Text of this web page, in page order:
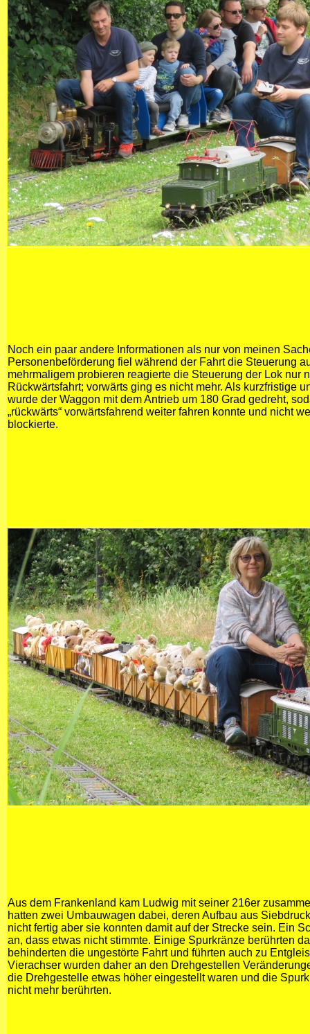
Noch ein paar andere Informationen als nur von meinen
Personenbeförderung fiel während der Fahrt die Steuerung
mehrmaligem probieren reagierte die Steuerung der Lok nur
Rückwärtsfahrt; vorwärts ging es nicht mehr. Als kurzfristige
wurde der Waggon mit dem Antrieb um 180 Grad gedreht,
„rückwärts“ vorwärtsfahrend weiter fahren konnte und nicht
blockierte.
Aus dem Frankenland kam Ludwig mit seiner 216er
hatten zwei Umbauwagen dabei, deren Aufbau aus
nicht fertig aber sie konnten damit auf der Strecke sein. Ein
an, dass etwas nicht stimmte. Einige Spurkränze berührten
behinderten die ungestörte Fahrt und führten auch zu
Vierachser wurden daher an den Drehgestellen
die Drehgestelle etwas höher eingestellt waren und die
nicht mehr berührten.